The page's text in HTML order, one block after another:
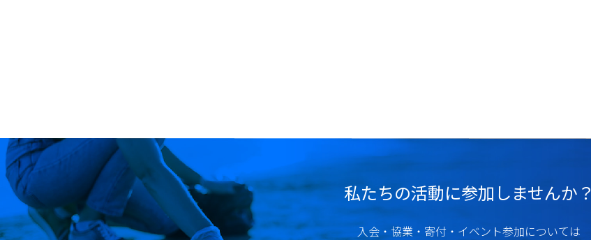
私たちの活動に参加しませんか？
入会・協業・寄付・イベント参加については